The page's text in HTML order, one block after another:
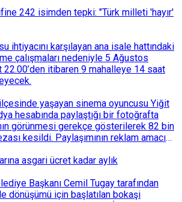
242 isimden tepki: "Türk milleti 'hayır'
ihtiyacını karşılayan ana isale hattındaki
çalışmaları nedeniyle 5 Ağustos
22.00’den itibaren 9 mahalleye 14 saat
yaşayan sinema oyuncusu Yiğit
hesabında paylaştığı bir fotoğrafta
görünmesi gerekçe gösterilerek 82 bin
kesildi. Paylaşımının reklam amacı
Dören, cezanın iptali için yargıya
asgari ücret kadar aylık
Başkanı Cemil Tugay tarafından
dönüşümü için başlatılan bokaşi